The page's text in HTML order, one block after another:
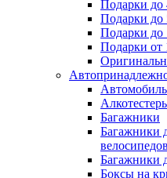
Подарки до
Подарки до
Подарки до
Подарки от
Багажники
Багажники
велосипедов
Багажники
Боксы на